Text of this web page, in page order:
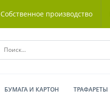
Собственное производство
БУМАГА И КАРТОН ТРАФАРЕТЫ